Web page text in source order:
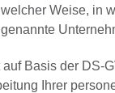
Weise, in
Basis der
Ihrer